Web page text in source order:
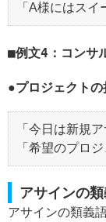
「A様にはスイ
例文4：コンサ
●プロジェクト
「今日は新規
「希望のプロ
アサインの
アサインの類義